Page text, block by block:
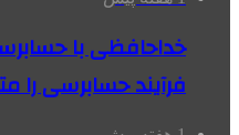
خداحافظی با
فرآیند حسابرسی را